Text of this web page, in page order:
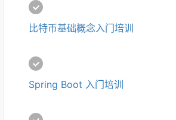
比特币基础概念入门培训
Spring Boot 入门培训